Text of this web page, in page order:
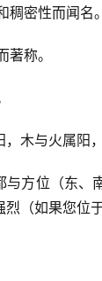
密性而闻名。
称。
木与火属阳
与方位（东、
（如果您位